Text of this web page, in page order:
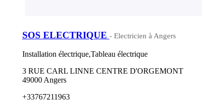
SOS ELECTRIQUE - Electricien à Angers
Installation électrique,Tableau électrique
3 RUE CARL LINNE CENTRE D'ORGEMONT
49000 Angers
+33767211963